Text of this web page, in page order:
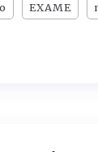
EXAME